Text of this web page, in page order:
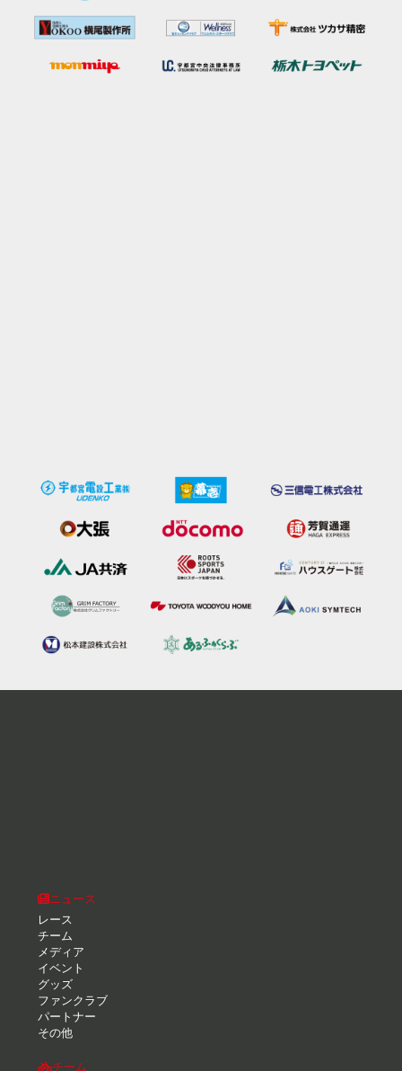
ニュース
レース
チーム
メディア
イベント
グッズ
ファンクラブ
パートナー
その他
チーム